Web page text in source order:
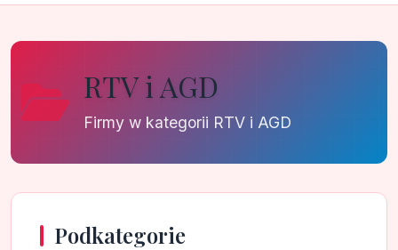
RTV i AGD
Firmy w kategorii RTV i AGD
Podkategorie